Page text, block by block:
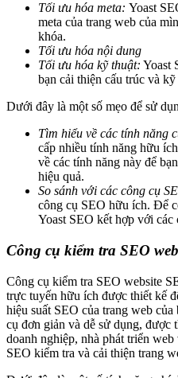
Tối ưu hóa meta: Yoast
meta của trang web của
khóa.
Tối ưu hóa nội dung
Tối ưu hóa kỹ thuật: Yoast
bạn cải thiện cấu trúc và
Dưới đây là một số mẹo để sử
Tìm hiểu về các tính năng
cấp nhiều tính năng hữu
về các tính năng này để
hiệu quả.
So sánh với các công cụ
công cụ SEO hữu ích. Để
Yoast SEO kết hợp với các
Công cụ kiểm tra SEO
Công cụ kiểm tra SEO website
trực tuyến hữu ích được thiết kế
hiệu suất SEO của trang web
cụ đơn giản và dễ sử dụng, được
doanh nghiệp, nhà phát triển
SEO kiểm tra và cải thiện trang